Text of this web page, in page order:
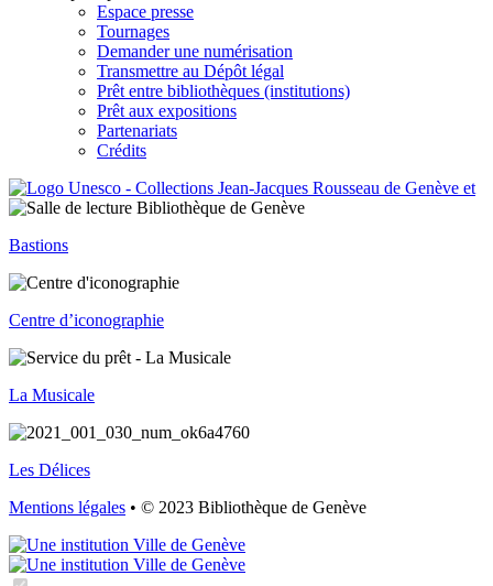
Espace presse
Tournages
Demander une numérisation
Transmettre au Dépôt légal
Prêt entre bibliothèques (institutions)
Prêt aux expositions
Partenariats
Crédits
Bastions
Centre d’iconographie
La Musicale
Les Délices
Mentions légales • © 2023 Bibliothèque de Genève